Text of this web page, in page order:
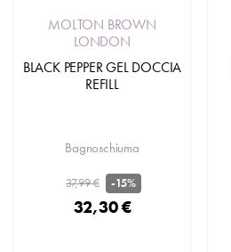
MOLTON BROWN
LONDON
BLACK PEPPER GEL DOCCIA
REFILL
Bagnoschiuma
37,99 € -15%
32,30 €